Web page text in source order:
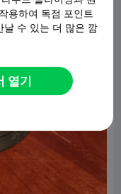
용하여 독점 포인트
수 있는 더 많은 깜
기